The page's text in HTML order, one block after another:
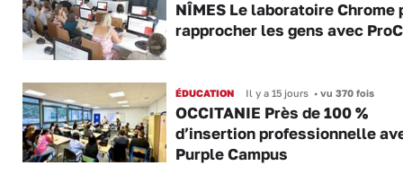
NÎMES Le laboratoire Chrome
rapprocher les gens avec
ÉDUCATION Il y a 15 jours •vu 370 fois
OCCITANIE Près de 100 %
d’insertion professionnelle
Purple Campus